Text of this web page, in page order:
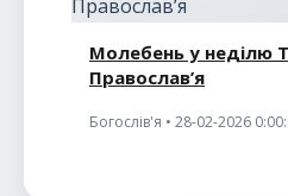
Молебень у неділю
Православ’я
Богослів'я • 28-02-2026